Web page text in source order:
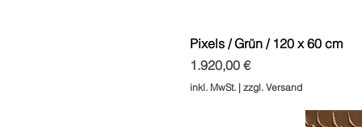
Pixels / Grün / 120 x 60 cm
Preis
1.920,00 €
inkl. MwSt. |zzgl. Versand